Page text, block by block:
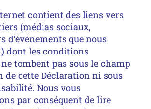
contient des liens vers
(médias sociaux,
d’événements que nous
dont les conditions
tombent pas sous le champ
de cette Déclaration ni sous
Nous vous
par conséquent de lire